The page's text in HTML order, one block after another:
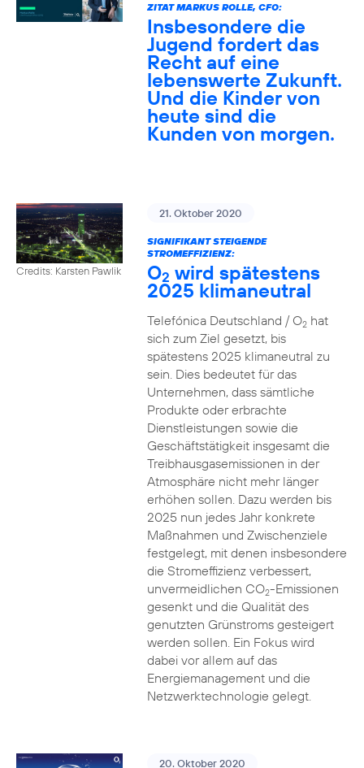
ZITAT MARKUS ROLLE, CFO:
Insbesondere die
Jugend fordert das
Recht auf eine
lebenswerte Zukunft.
Und die Kinder von
heute sind die
Kunden von morgen.
Credits: Karsten Pawlik
21. Oktober 2020
SIGNIFIKANT STEIGENDE
STROMEFFIZIENZ:
O2 wird spätestens
2025 klimaneutral
Telefónica Deutschland / O2hat
sich zum Ziel gesetzt, bis
spätestens 2025 klimaneutral zu
sein. Dies bedeutet für das
Unternehmen, dass sämtliche
Produkte oder erbrachte
Dienstleistungen sowie die
Geschäftstätigkeit insgesamt die
Treibhausgasemissionen in der
Atmosphäre nicht mehr länger
erhöhen sollen. Dazu werden bis
2025 nun jedes Jahr konkrete
Maßnahmen und Zwischenziele
festgelegt, mit denen insbesondere
die Stromeffizienz verbessert,
unvermeidlichen CO2-Emissionen
gesenkt und die Qualität des
genutzten Grünstroms gesteigert
werden sollen. Ein Fokus wird
dabei vor allem auf das
Energiemanagement und die
Netzwerktechnologie gelegt.
20. Oktober 2020